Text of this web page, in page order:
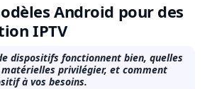
Android pour des
IPTV
dispositifs fonctionnent bien, quelles
privilégier, et comment
à vos besoins.